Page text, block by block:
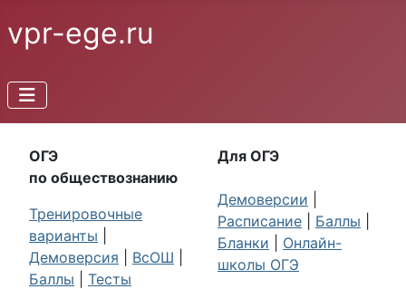
vpr-ege.ru
ОГЭ
по обществознанию
Тренировочные
варианты
Демоверсия
ВсОШ
Баллы
Тесты
Для ОГЭ
Демоверсии
Расписание
Баллы
Бланки
Онлайн-
школы ОГЭ